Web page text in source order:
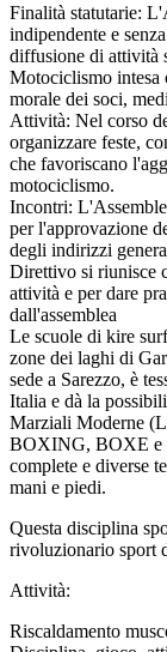
Finalità statutarie:
indipendente e
diffusione di attività
Motociclismo intesa
morale dei soci,
Attività: Nel corso
organizzare feste,
che favoriscano
motociclismo.
Incontri:
per l'approvazione
degli indirizzi
Direttivo si riunisce
attività e per dare
dall'assemblea
Le scuole di kire
zone dei laghi di
sede a Sarezzo, è
Italia e dà la
Marziali Moderne
BOXING, BOXE e
complete e diverse
mani e piedi.
Questa disciplina
rivoluzionario sport
Attività:
Riscaldamento